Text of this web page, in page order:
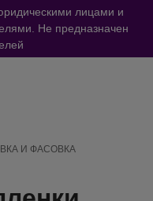
лицами и
Не предназначен
И ФАСОВКА